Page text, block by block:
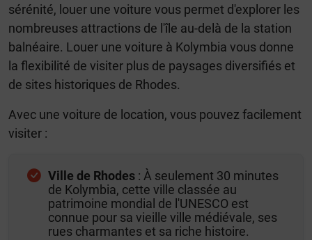
sérénité, louer une voiture vous permet d'explorer les
nombreuses attractions de l'île au-delà de la station
balnéaire. Louer une voiture à Kolymbia vous donne
la flexibilité de visiter plus de paysages diversifiés et
de sites historiques de Rhodes.
Avec une voiture de location, vous pouvez facilement
visiter :
Ville de Rhodes : À seulement 30 minutes
de Kolymbia, cette ville classée au
patrimoine mondial de l'UNESCO est
connue pour sa vieille ville médiévale, ses
rues charmantes et sa riche histoire.